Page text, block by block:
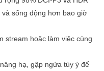
sống động hơn bao giờ
stream hoặc làm việc cùng
hạ, gập ngửa tùy ý để